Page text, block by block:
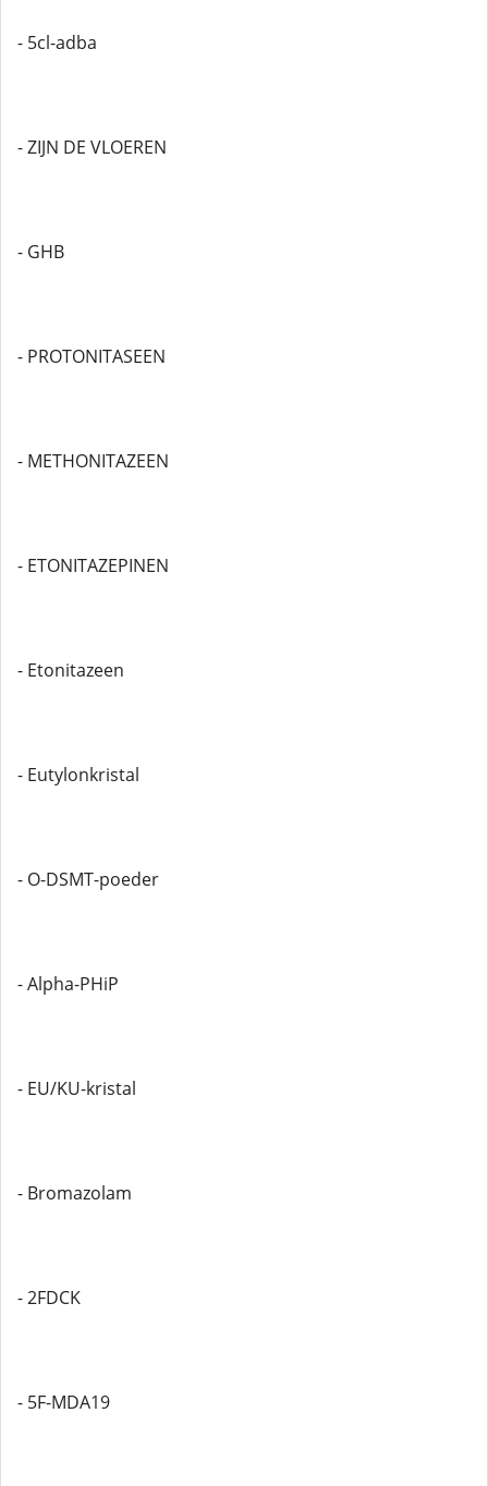
- 5cl-adba
- ZIJN DE VLOEREN
- GHB
- PROTONITASEEN
- METHONITAZEEN
- ETONITAZEPINEN
- Etonitazeen
- Eutylonkristal
- O-DSMT-poeder
- Alpha-PHiP
- EU/KU-kristal
- Bromazolam
- 2FDCK
- 5F-MDA19